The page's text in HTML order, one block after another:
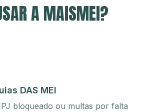
A MAISMEI?
DAS MEI
bloqueado ou multas por falta